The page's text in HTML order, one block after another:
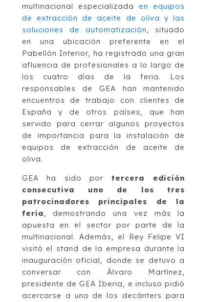
multinacional especializadaen equipos
de extracción de aceite de oliva y las
soluciones de automatización, situado
en una ubicación preferente en el
Pabellón Interior, ha registrado una gran
afluencia de profesionales a lo largo de
los cuatro días de la feria. Los
responsables de GEA han mantenido
encuentros de trabajo con clientes de
España y de otros países, que han
servido para cerrar algunos proyectos
de importancia para la instalación de
equipos de extracción de aceite de
oliva.
GEA ha sido por tercera edición
consecutiva uno de los tres
patrocinadores principales de la
feria, demostrando una vez más la
apuesta en el sector por parte de la
multinacional. Además, el Rey Felipe VI
visitó el stand de la empresa durante la
inauguración oficial, donde se detuvo a
conversar con Álvaro Martínez,
presidente de GEA Iberia, e incluso pidió
acercarse a uno de los decánters para